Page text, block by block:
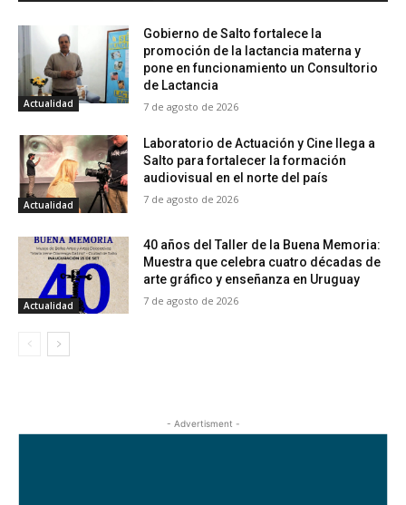
Actualidad
Gobierno de Salto fortalece la
promoción de la lactancia materna y
pone en funcionamiento un Consultorio
de Lactancia
7 de agosto de 2026
Actualidad
Laboratorio de Actuación y Cine llega a
Salto para fortalecer la formación
audiovisual en el norte del país
7 de agosto de 2026
Actualidad
40 años del Taller de la Buena Memoria:
Muestra que celebra cuatro décadas de
arte gráfico y enseñanza en Uruguay
7 de agosto de 2026
- Advertisment -